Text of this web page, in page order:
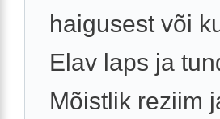
haigusest või
Elav laps ja
Mõistlik reziim